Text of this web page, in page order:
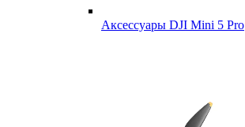
Аксессуары DJI Mini 5 Pro